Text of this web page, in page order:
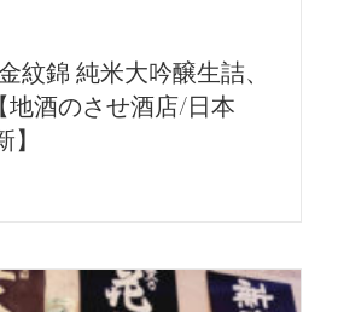
紋錦 純米大吟醸生詰、
地酒のさせ酒店/日本